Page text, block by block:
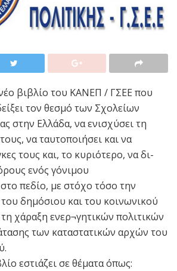
βιβλίο του ΚΑΝΕΠ / ΓΣΕΕ που
τον θεσμό των Σχολείων
στην Ελλάδα, να ενισχύσει τη
να ταυτοποιήσει και να
τους και, το κυριότερο, να δι-
ενός γόνιμου
πεδίο, με στόχο τόσο την
δημόσιου και του κοινωνικού
χάραξη ενερ¬γητικών πολιτικών
των καταστατικών αρχών του
εστιάζει σε θέματα όπως: